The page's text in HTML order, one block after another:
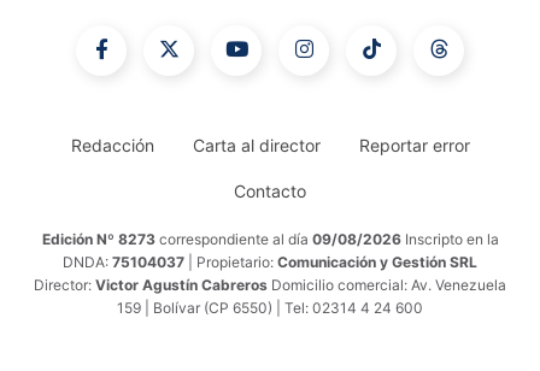
Redacción Carta al director Reportar error
Contacto
Edición Nº 8273 correspondiente al día 09/08/2026 Inscripto en la
DNDA: 75104037 | Propietario: Comunicación y Gestión SRL
Director: Victor Agustín Cabreros Domicilio comercial: Av. Venezuela
159 | Bolívar (CP 6550) | Tel: 02314 4 24 600